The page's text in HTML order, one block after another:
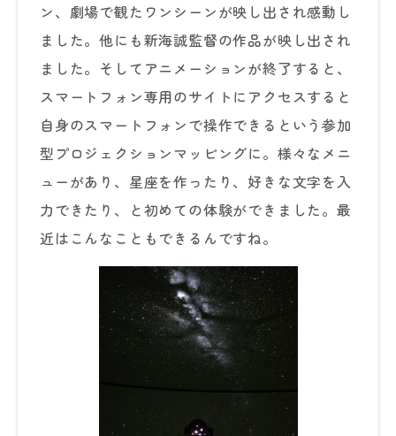
ン、劇場で観たワンシーンが映し出され感動し
ました。他にも新海誠監督の作品が映し出され
ました。そしてアニメーションが終了すると、
スマートフォン専用のサイトにアクセスすると
自身のスマートフォンで操作できるという参加
型プロジェクションマッピングに。様々なメニ
ューがあり、星座を作ったり、好きな文字を入
力できたり、と初めての体験ができました。最
近はこんなこともできるんですね。